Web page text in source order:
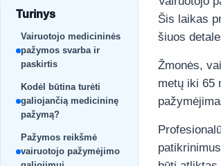
Turinys
Vairuotojo medicininės
pažymos svarba ir
paskirtis
Kodėl būtina turėti
galiojančią medicininę
pažymą?
Pažymos reikšmė
vairuotojo pažymėjimo
Šis laikas
šiuos
Žmonės,
metų iki 65